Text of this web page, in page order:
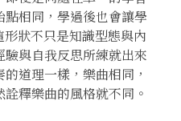
相同，學過後也會讓學
狀不只是知識型態與內
與自我反思所練就出來
道理一樣，樂曲相同，
釋樂曲的風格就不同。